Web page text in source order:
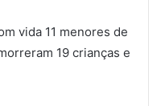
vida 11 menores de
19 crianças e